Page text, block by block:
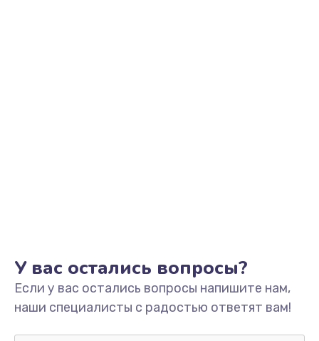
У вас остались вопросы?
Если у вас остались вопросы напишите нам,
наши специалисты с радостью ответят вам!